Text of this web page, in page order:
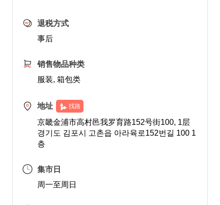
退税方式
事后
销售物品种类
服装, 箱包类
地址 找路
京畿金浦市高村邑我罗育路152号街100, 1层
경기도 김포시 고촌읍 아라육로152번길 100 1
층
集市日
周一至周日